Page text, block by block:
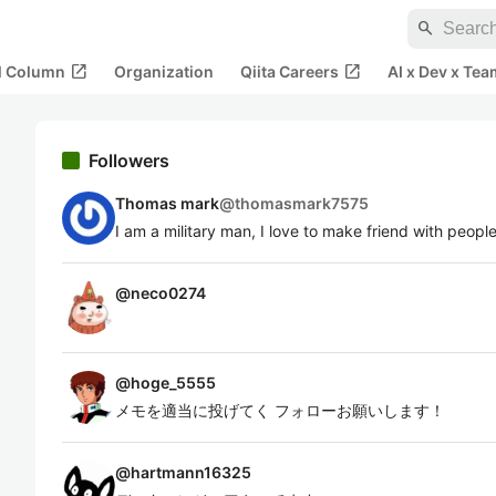
search
Column open_in_new Organization Qiita Careers open_in_new AI x Dev x
Followers
Thomas mark@thomasmark7575
I am a military man, I love to make friend with people
@neco0274
@hoge_5555
メモを適当に投げてく フォローお願いします！
@hartmann16325